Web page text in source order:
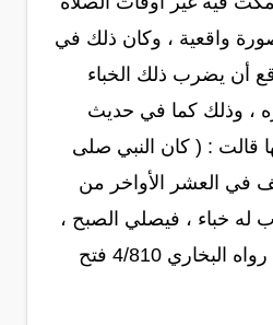
واقعية ، وكان ذلك في
أن يضرب ذلك الخباء
، وذلك كما في حديث
قالت : ( كان النبي صلى
في العشر الأواخر من
خباء ، فيصلي الصبح ،
ثم يدخله .. الحديث ) رواه البخاري 4/810 فتح